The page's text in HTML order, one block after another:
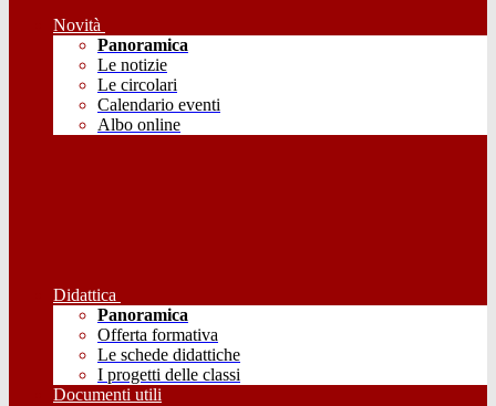
Novità
Panoramica
Le notizie
Le circolari
Calendario eventi
Albo online
Didattica
Panoramica
Offerta formativa
Le schede didattiche
I progetti delle classi
Documenti utili